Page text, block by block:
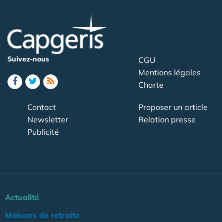
Suivez-nous
CGU
Mentions légales
Charte
Contact
Newsletter
Publicité
Proposer un article
Relation presse
Actualité
Maisons de retraite